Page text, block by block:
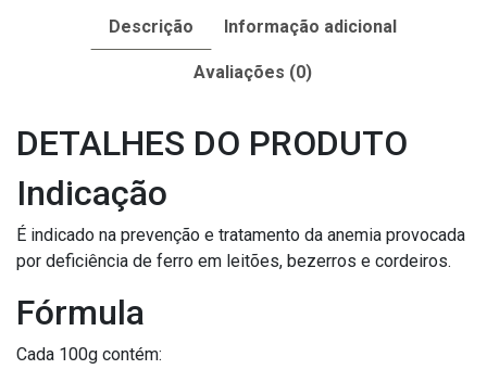
Descrição Informação adicional
Avaliações (0)
DETALHES DO PRODUTO
Indicação
É indicado na prevenção e tratamento da anemia provocada
por deficiência de ferro em leitões, bezerros e cordeiros.
Fórmula
Cada 100g contém: